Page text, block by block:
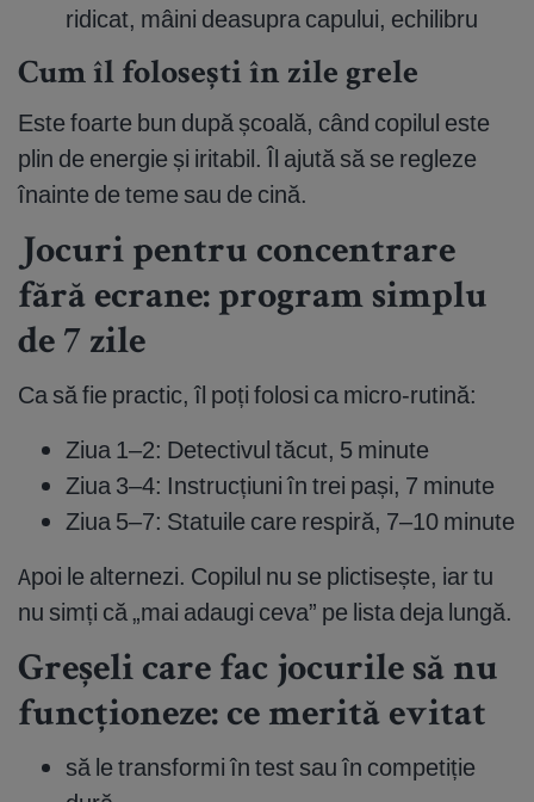
ridicat, mâini deasupra capului, echilibru
Cum îl folosești în zile grele
Este foarte bun după școală, când copilul este
plin de energie și iritabil. Îl ajută să se regleze
înainte de teme sau de cină.
Jocuri pentru concentrare
fără ecrane: program simplu
de 7 zile
Ca să fie practic, îl poți folosi ca micro-rutină:
Ziua 1–2: Detectivul tăcut, 5 minute
Ziua 3–4: Instrucțiuni în trei pași, 7 minute
Ziua 5–7: Statuile care respiră, 7–10 minute
Apoi le alternezi. Copilul nu se plictisește, iar tu
nu simți că „mai adaugi ceva” pe lista deja lungă.
Greșeli care fac jocurile să nu
funcționeze: ce merită evitat
să le transformi în test sau în competiție